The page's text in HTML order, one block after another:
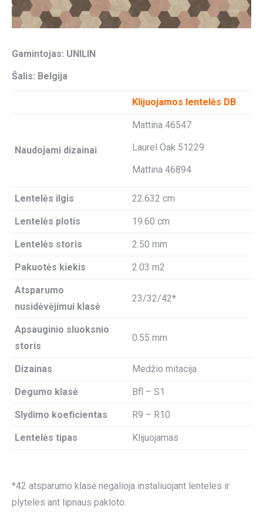
Gamintojas: UNILIN
Šalis: Belgija
Klijuojamos lentelės DB
Naudojami dizainai
Mattina 46547
Laurel Oak 51229
Mattina 46894
Lentelės ilgis 22.632 cm
Lentelės plotis 19.60 cm
Lentelės storis 2.50 mm
Pakuotės kiekis 2.03 m2
Atsparumo
nusidėvėjimui klasė
23/32/42*
Apsauginio sluoksnio
storis
0.55 mm
Dizainas Medžio mitacija
Degumo klasė Bfl – S1
Slydimo koeficientas R9 – R10
Lentelės tipas Klijuojamas
*42 atsparumo klasė negalioja instaliuojant lenteles ir
plyteles ant lipnaus pakloto.